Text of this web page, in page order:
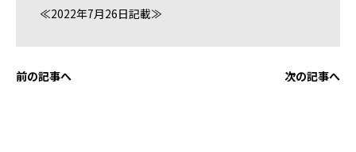
≪2022年7月26日記載≫
前の記事へ 次の記事へ